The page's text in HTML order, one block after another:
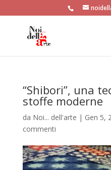
“Shibori”, una
stoffe moderne
da Noi... dell'arte | Gen 5,
commenti